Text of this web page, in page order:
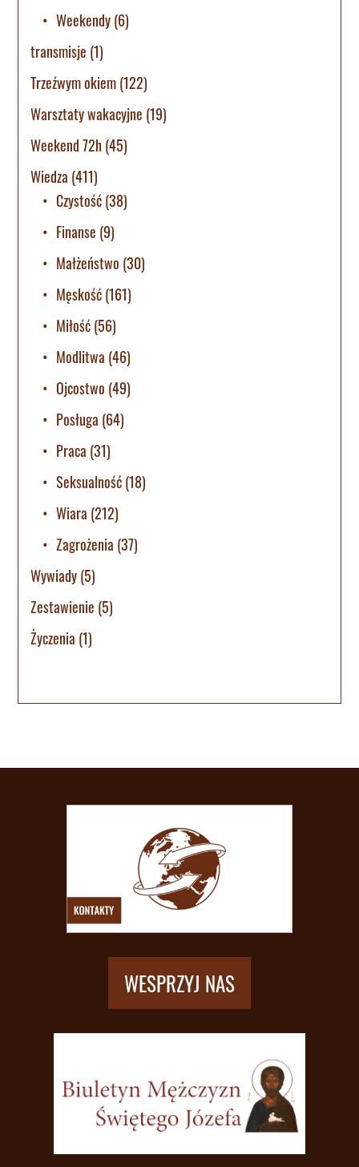
Weekendy(6)
transmisje (1)
Trzeźwym okiem(122)
Warsztaty wakacyjne (19)
Weekend 72h(45)
Wiedza (411)
Czystość(38)
Finanse (9)
Małżeństwo (30)
Męskość(161)
Miłość(56)
Modlitwa (46)
Ojcostwo (49)
Posługa (64)
Praca (31)
Seksualność(18)
Wiara (212)
Zagrożenia (37)
Wywiady(5)
Zestawienie (5)
Życzenia (1)
WESPRZYJ NAS